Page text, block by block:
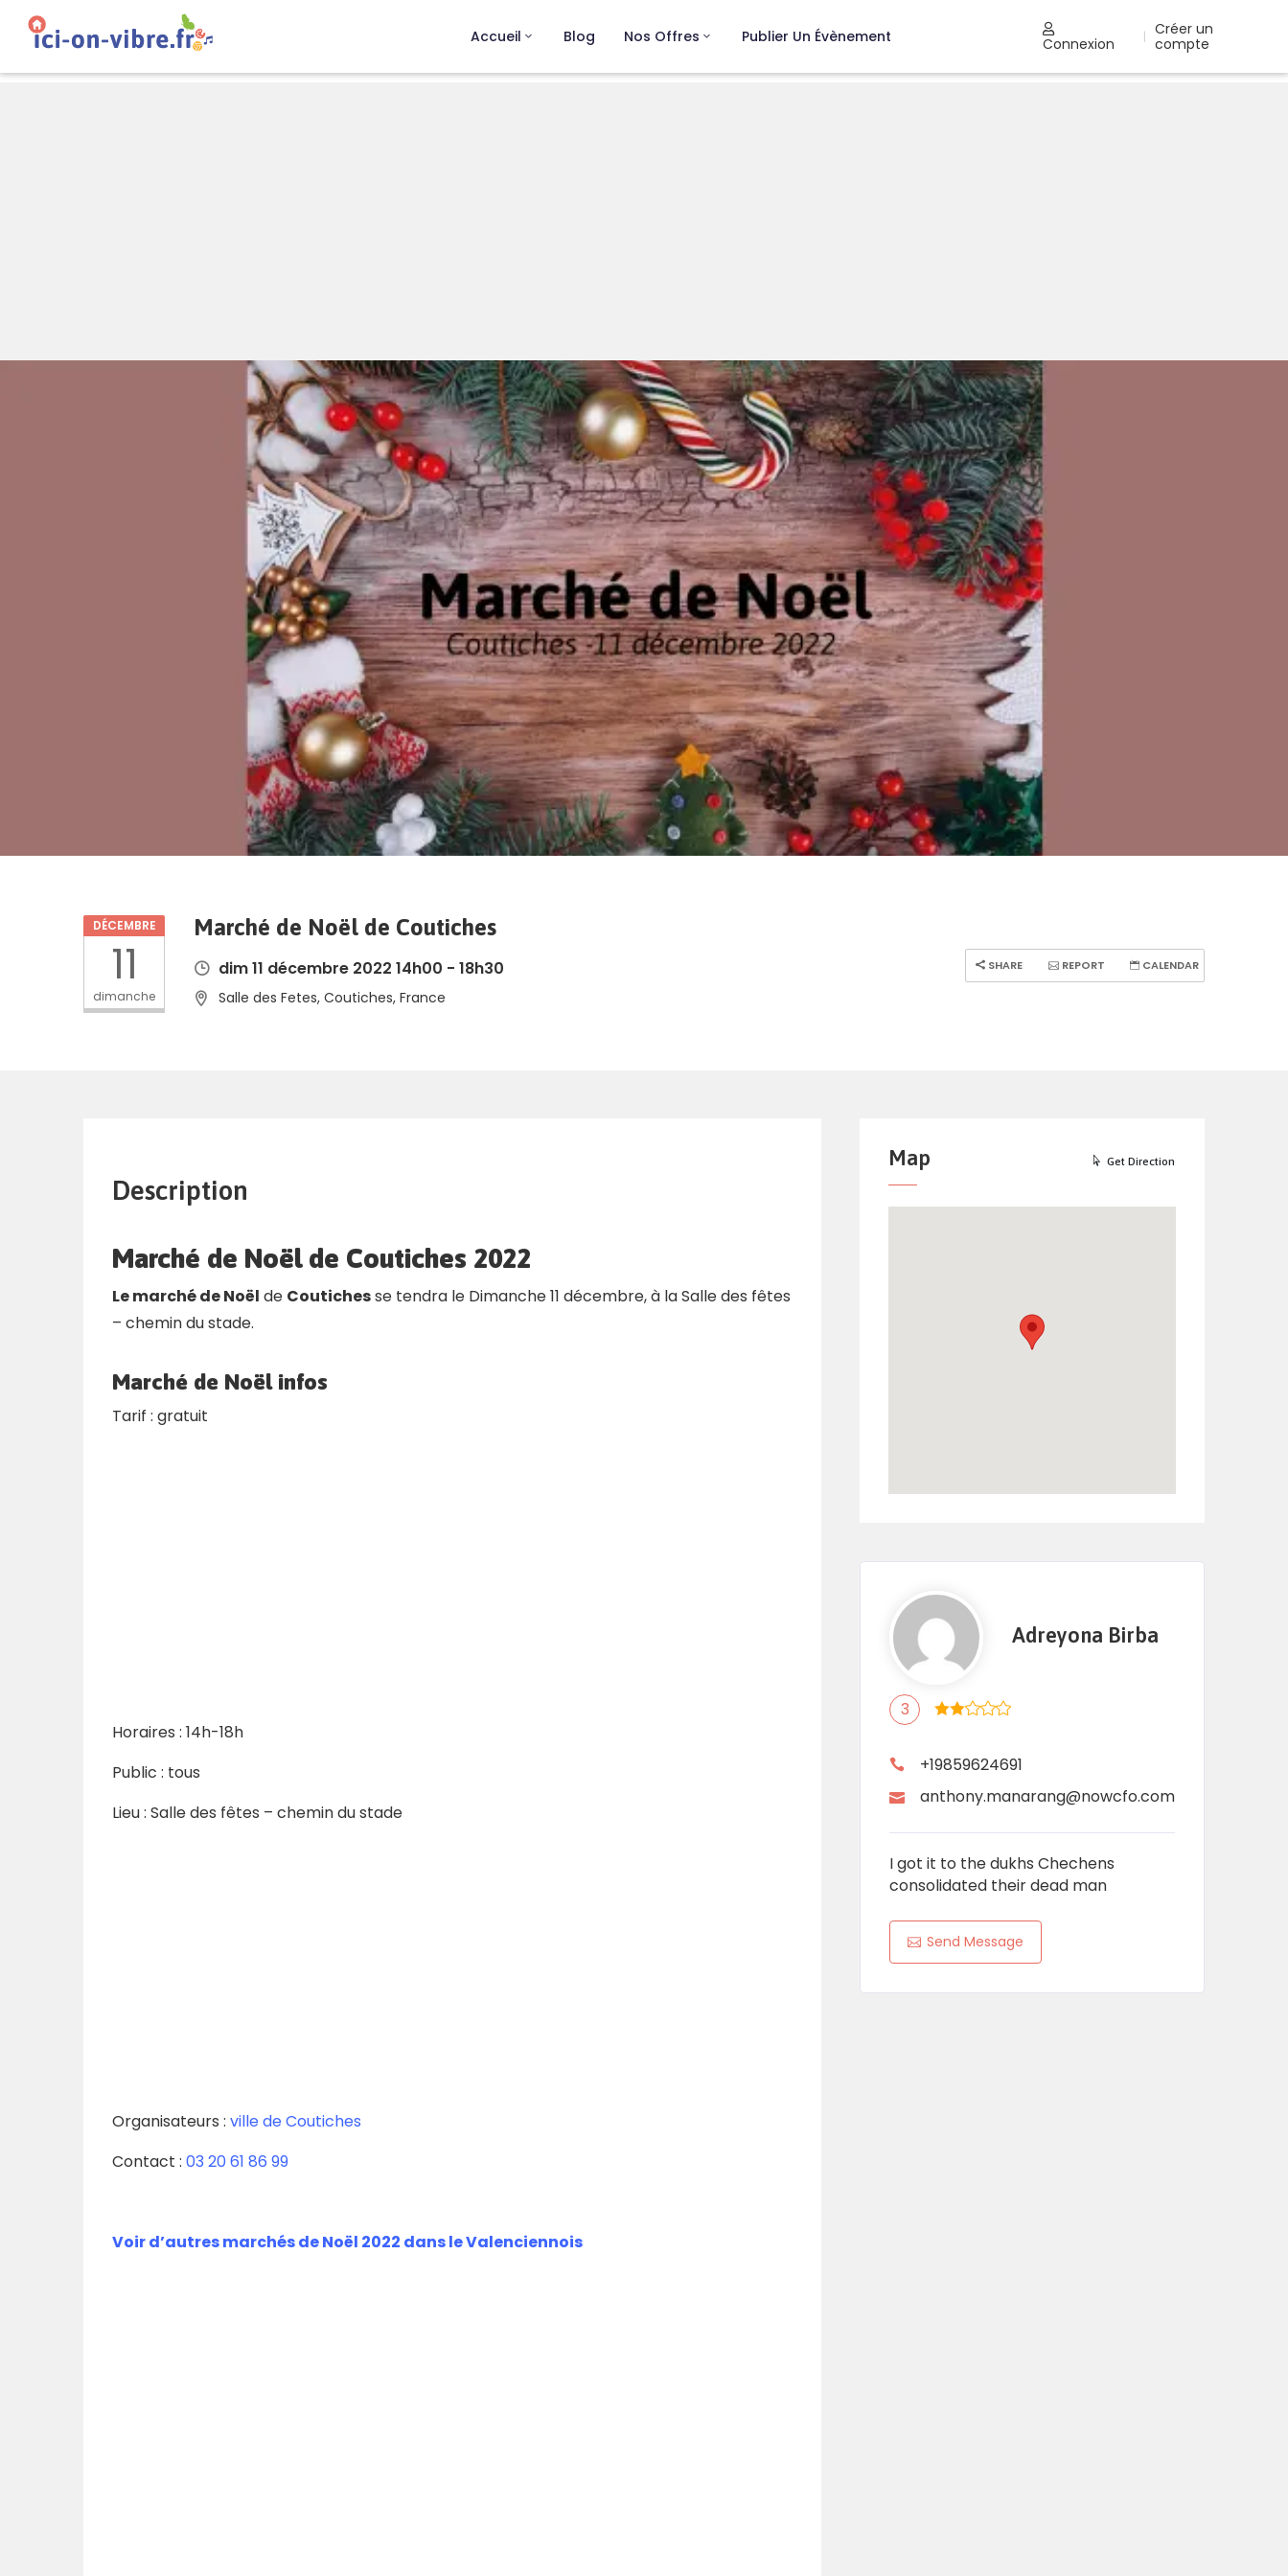
Accueil Blog Nos Offres Publier Un Évènement Connexion
Créer un
compte
DÉCEMBRE
11
dimanche
Marché de Noël de Coutiches
dim 11 décembre 2022 14h00 - 18h30
Salle des Fetes, Coutiches, France
SHARE REPORT CALENDAR
Description
Marché de Noël de Coutiches 2022
Le marché de Noël de Coutichesse tendra le Dimanche 11 décembre, à la Salle des fêtes
– chemin du stade.
Marché de Noël infos
Tarif : gratuit
Horaires : 14h-18h
Public : tous
Lieu : Salle des fêtes – chemin du stade
Organisateurs : ville de Coutiches
Contact : 03 20 61 86 99
Voir d’autres marchés de Noël 2022 dans le Valenciennois
Map Get Direction
Adreyona Birba
3
+19859624691
anthony.manarang@nowcfo.com
I got it to the dukhs Chechens
consolidated their dead man
Send Message